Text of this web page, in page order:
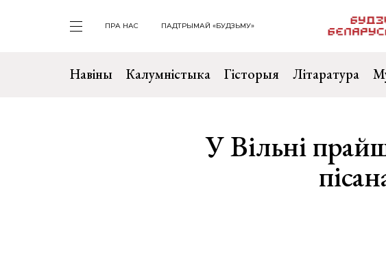
ПРА НАС ПАДТРЫМАЙ «БУДЗЬМУ»
Навіны Калумністыка Гісторыя Літаратура
У Вільні